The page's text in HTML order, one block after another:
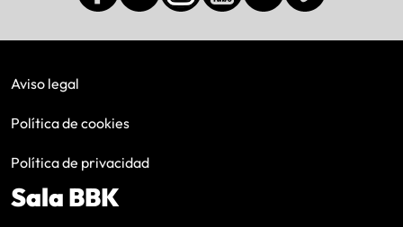
Aviso legal
Política de cookies
Política de privacidad
Sala BBK